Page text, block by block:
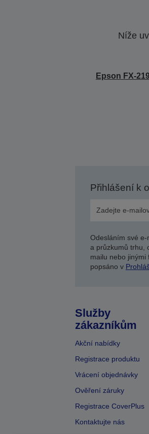
Níže
Epson FX-
Přihlášení k
Odesláním své
a průzkumů trhu,
mailu nebo
popsáno v
Služby
zákazníkům
Akční nabídky
Registrace produktu
Vrácení objednávky
Ověření záruky
Registrace CoverPlus
Kontaktujte nás